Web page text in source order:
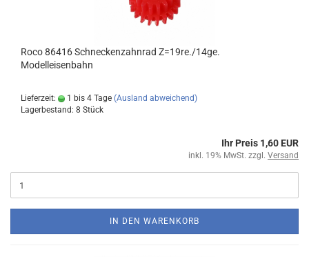
Roco 86416 Schneckenzahnrad Z=19re./14ge.
Modelleisenbahn
Lieferzeit: 1 bis 4 Tage (Ausland abweichend)
Lagerbestand: 8 Stück
Ihr Preis 1,60 EUR
inkl. 19% MwSt. zzgl. Versand
IN DEN WARENKORB